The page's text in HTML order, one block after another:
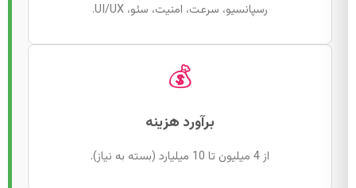
رسپانسیو، سرعت، امنیت، سئو، UI/UX.
💰
برآورد هزینه
از 4 میلیون تا 10 میلیارد (بسته به نیاز).